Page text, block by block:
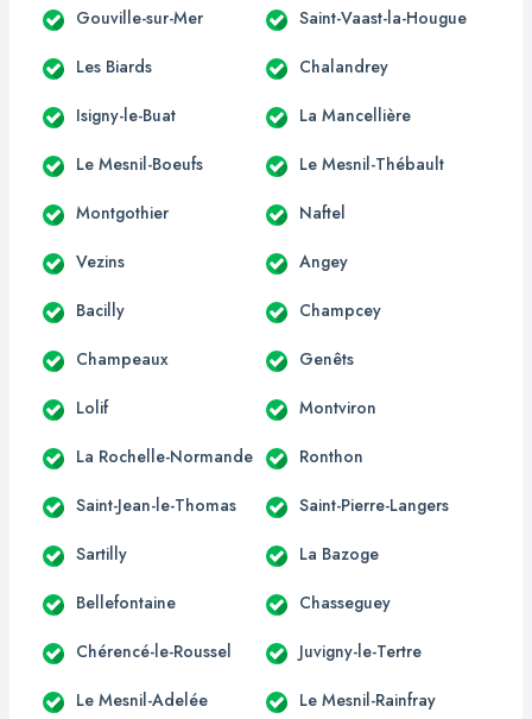
Gouville-sur-Mer Saint-Vaast-la-Hougue
Les Biards Chalandrey
Isigny-le-Buat La Mancellière
Le Mesnil-Boeufs Le Mesnil-Thébault
Montgothier Naftel
Vezins Angey
Bacilly Champcey
Champeaux Genêts
Lolif Montviron
La Rochelle-Normande Ronthon
Saint-Jean-le-Thomas Saint-Pierre-Langers
Sartilly La Bazoge
Bellefontaine Chasseguey
Chérencé-le-Roussel Juvigny-le-Tertre
Le Mesnil-Adelée Le Mesnil-Rainfray